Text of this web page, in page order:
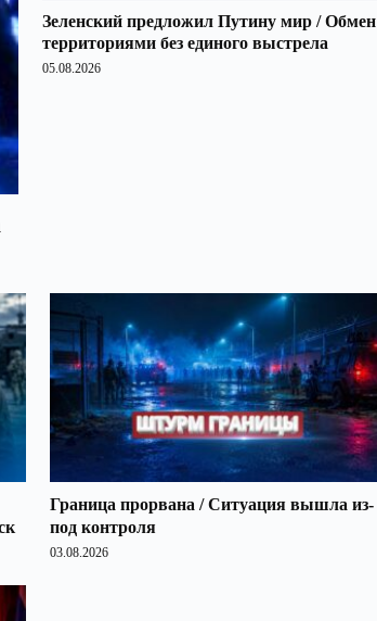
Зеленский предложил Путину мир / Обмен
территориями без единого выстрела
05.08.2026
Граница прорвана / Ситуация вышла из-
под контроля
03.08.2026